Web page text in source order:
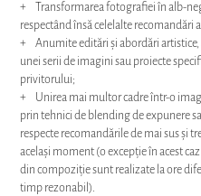
+ Transformarea fotografiei în alb-
respectând însă celelalte recomandări
+ Anumite editări și abordări artistice,
unei serii de imagini sau proiecte
privitorului;
+ Unirea mai multor cadre într-o
prin tehnici de blending de expunere
respecte recomandările de mai sus și
același moment (o excepție în acest
din compoziție sunt realizate la ore
timp rezonabil).